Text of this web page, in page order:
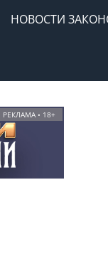
НОВОСТИ
РЕКЛАМА • 18+